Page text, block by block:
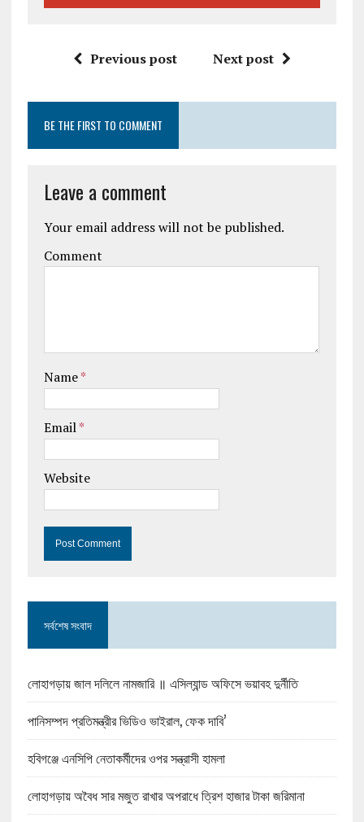
Previous post Next post
BE THE FIRST TO COMMENT
Leave a comment
Your email address will not be published.
Comment
Name*
Email*
Website
সর্বশেষ সংবাদ
লোহাগড়ায় জাল দলিলে নামজারি ॥ এসিল্যান্ড অফিসে ভয়াবহ দুর্নীতি
পানিসম্পদ প্রতিমন্ত্রীর ভিডিও ভাইরাল, ফেক দাবি’
হবিগঞ্জে এনসিপি নেতাকর্মীদের ওপর সন্ত্রাসী হামলা
লোহাগড়ায় অবৈধ সার মজুত রাখার অপরাধে ত্রিশ হাজার টাকা জরিমানা